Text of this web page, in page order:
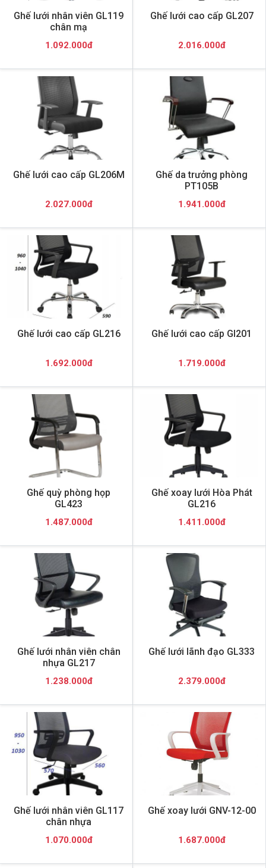
Ghế lưới nhân viên GL119
chân mạ
1.092.000đ
Ghế lưới cao cấp GL207
2.016.000đ
Ghế lưới cao cấp GL206M
2.027.000đ
Ghế da trưởng phòng
PT105B
1.941.000đ
Ghế lưới cao cấp GL216
1.692.000đ
Ghế lưới cao cấp Gl201
1.719.000đ
Ghế quỳ phòng họp
GL423
1.487.000đ
Ghế xoay lưới Hòa Phát
GL216
1.411.000đ
Ghế lưới nhân viên chân
nhựa GL217
1.238.000đ
Ghế lưới lãnh đạo GL333
2.379.000đ
Ghế lưới nhân viên GL117
chân nhựa
1.070.000đ
Ghế xoay lưới GNV-12-00
1.687.000đ